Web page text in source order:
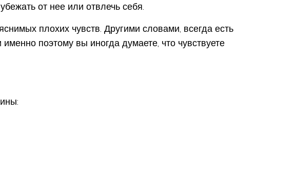
от нее или отвлечь себя.
плохих чувств. Другими словами, всегда есть
поэтому вы иногда думаете, что чувствуете